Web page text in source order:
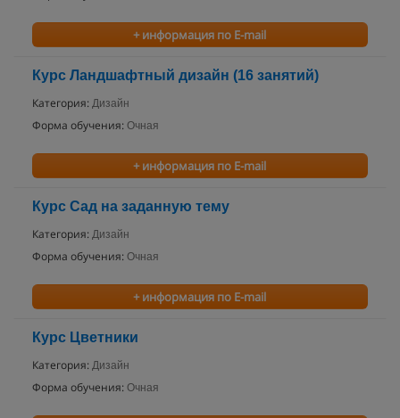
+ информация по E-mail
Курс Ландшафтный дизайн (16 занятий)
Категория: Дизайн
Форма обучения: Очная
+ информация по E-mail
Курс Сад на заданную тему
Категория: Дизайн
Форма обучения: Очная
+ информация по E-mail
Курс Цветники
Категория: Дизайн
Форма обучения: Очная